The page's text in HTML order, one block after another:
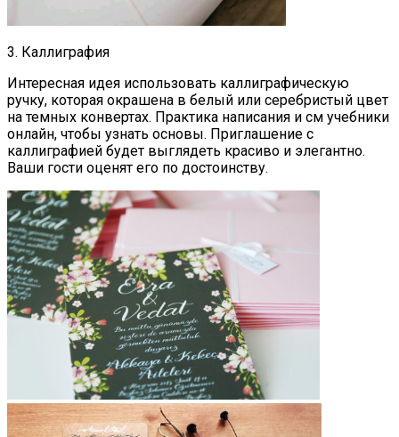
3. Каллиграфия
Интересная идея использовать каллиграфическую
ручку, которая окрашена в белый или серебристый цвет
на темных конвертах. Практика написания и см учебники
онлайн, чтобы узнать основы. Приглашение с
каллиграфией будет выглядеть красиво и элегантно.
Ваши гости оценят его по достоинству.